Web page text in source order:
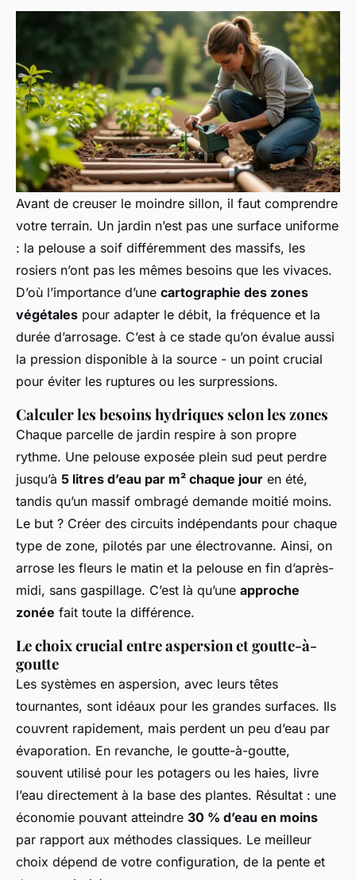
Avant de creuser le moindre sillon, il faut comprendre
votre terrain. Un jardin n’est pas une surface uniforme
: la pelouse a soif différemment des massifs, les
rosiers n’ont pas les mêmes besoins que les vivaces.
D’où l’importance d’une cartographie des zones
végétales pour adapter le débit, la fréquence et la
durée d’arrosage. C’est à ce stade qu’on évalue aussi
la pression disponible à la source - un point crucial
pour éviter les ruptures ou les surpressions.
Calculer les besoins hydriques selon les zones
Chaque parcelle de jardin respire à son propre
rythme. Une pelouse exposée plein sud peut perdre
jusqu’à 5 litres d’eau par m² chaque jour en été,
tandis qu’un massif ombragé demande moitié moins.
Le but ? Créer des circuits indépendants pour chaque
type de zone, pilotés par une électrovanne. Ainsi, on
arrose les fleurs le matin et la pelouse en fin d’après-
midi, sans gaspillage. C’est là qu’une approche
zonée fait toute la différence.
Le choix crucial entre aspersion et goutte-à-
goutte
Les systèmes en aspersion, avec leurs têtes
tournantes, sont idéaux pour les grandes surfaces. Ils
couvrent rapidement, mais perdent un peu d’eau par
évaporation. En revanche, le goutte-à-goutte,
souvent utilisé pour les potagers ou les haies, livre
l’eau directement à la base des plantes. Résultat : une
économie pouvant atteindre 30 % d’eau en moins
par rapport aux méthodes classiques. Le meilleur
choix dépend de votre configuration, de la pente et